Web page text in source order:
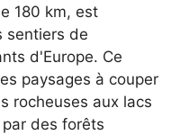
180 km, est
sentiers de
d'Europe. Ce
paysages à couper
rocheuses aux lacs
des forêts